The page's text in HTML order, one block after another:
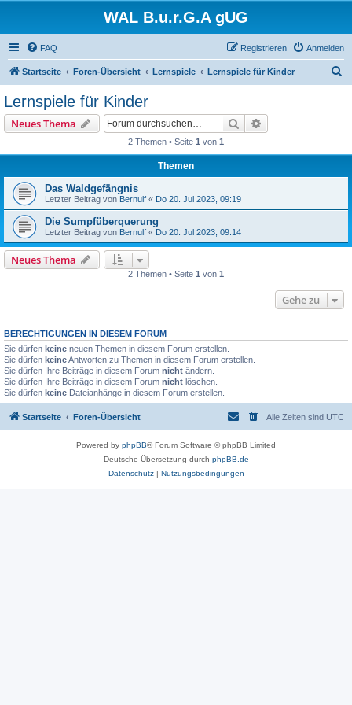
WAL B.u.r.G.A gUG
FAQ Anmelden
Registrieren
Startseite Foren-Übersicht Lernspiele Lernspiele für Kinder
Lernspiele für Kinder
Neues Thema Suche
2 Themen • Seite 1 von 1
Themen
Das Waldgefängnis
Letzter Beitrag von Bernulf « Do 20. Jul 2023, 09:19
Die Sumpfüberquerung
Letzter Beitrag von Bernulf « Do 20. Jul 2023, 09:14
Neues Thema
2 Themen • Seite 1 von 1
Gehe zu
BERECHTIGUNGEN IN DIESEM FORUM
Sie dürfen keine neuen Themen in diesem Forum erstellen.
Sie dürfen keineAntworten zu Themen in diesem Forum erstellen.
Sie dürfen Ihre Beiträge in diesem Forum nicht ändern.
Sie dürfen Ihre Beiträge in diesem Forum nicht löschen.
Sie dürfen keine Dateianhänge in diesem Forum erstellen.
Startseite Foren-Übersicht Alle Zeiten sind UTC
Powered by phpBB® Forum Software © phpBB Limited
Deutsche Übersetzung durch phpBB.de
Datenschutz| Nutzungsbedingungen